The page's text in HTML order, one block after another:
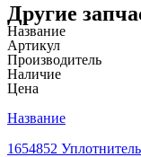
Другие
Название
Артикул
Производитель
Наличие
Цена
Название
1654852